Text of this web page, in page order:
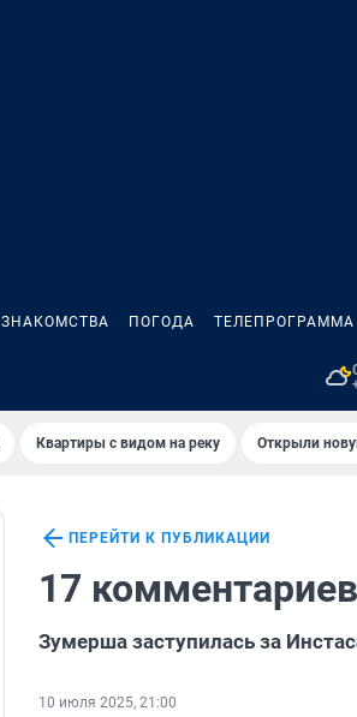
ЗНАКОМСТВА ПОГОДА ТЕЛЕПРОГРАММА
Квартиры с видом на реку Открыли
ПЕРЕЙТИ К ПУБЛИКАЦИИ
17
Зумерша заступилась за
10 июля 2025, 21:00